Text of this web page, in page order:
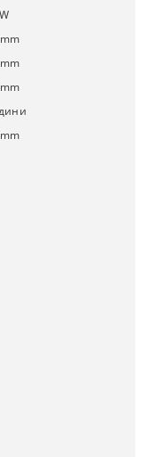
mm
mm
mm
mm